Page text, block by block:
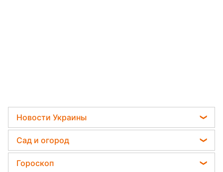
Новости Украины
Телеграм новости Украины
Пенсии в Украине
Мобилизация
Сад и огород
Садовод назвал самое эффективное средство
Гороскоп